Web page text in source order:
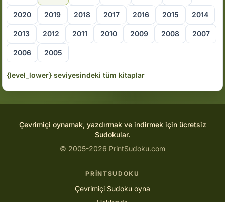
2020 2019 2018 2017 2016 2015 2014
2013 2012 2011 2010 2009 2008 2007
2006 2005
{level_lower} seviyesindeki tüm kitaplar
Çevrimiçi oynamak, yazdırmak ve indirmek için ücretsiz
Sudokular.
© 2005-2026 PrintSudoku.com
PRINTSUDOKU
Çevrimiçi Sudoku oyna